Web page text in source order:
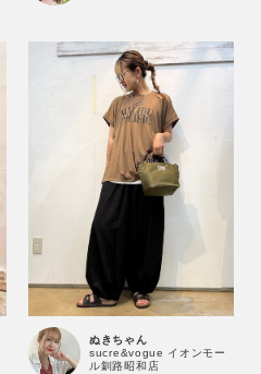
ぬきちゃん
sucre&vogue イオンモー
ル釧路昭和店